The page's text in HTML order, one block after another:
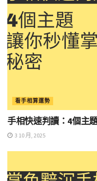
看手相算運勢
手相快速判讀：4個主
3 10 月, 2025